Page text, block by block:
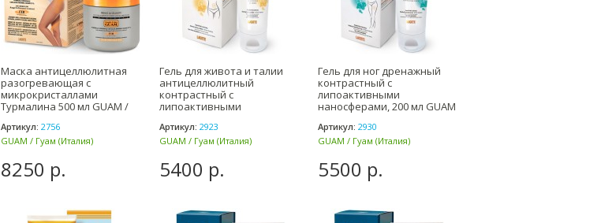
Маска антицеллюлитная
разогревающая с
микрокристаллами
Турмалина 500 мл GUAM /
Артикул: 2756
GUAM / Гуам (Италия)
8250 р.
Гель для живота и талии
антицеллюлитный
контрастный с
липоактивными
Артикул: 2923
GUAM / Гуам (Италия)
5400 р.
Гель для ног дренажный
контрастный с
липоактивными
наносферами, 200 мл GUAM
Артикул: 2930
GUAM / Гуам (Италия)
5500 р.